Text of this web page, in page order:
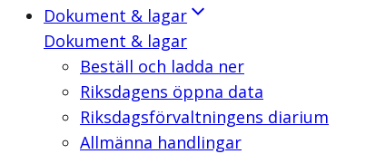
Dokument & lagar
Dokument & lagar
Beställ och ladda ner
Riksdagens öppna data
Riksdagsförvaltningens diarium
Allmänna handlingar